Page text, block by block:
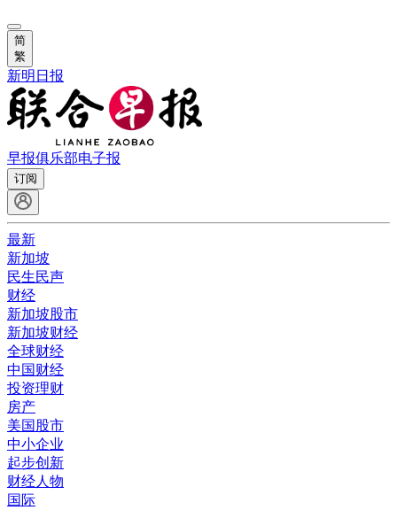
简
繁
新明日报
早报俱乐部电子报
订阅
最新
新加坡
民生民声
财经
新加坡股市
新加坡财经
全球财经
中国财经
投资理财
房产
美国股市
中小企业
起步创新
财经人物
国际